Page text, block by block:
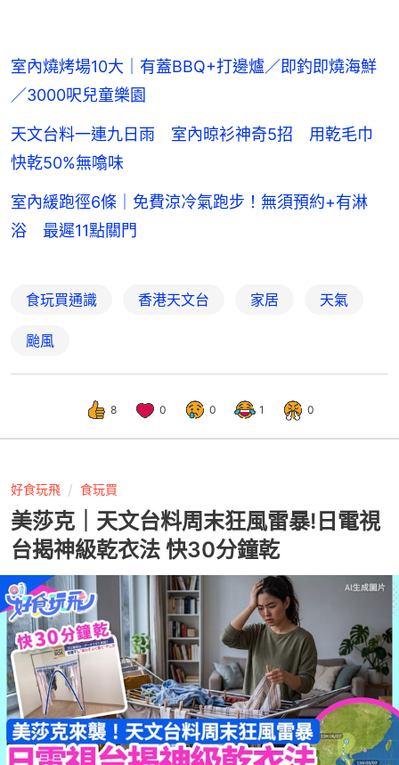
室內燒烤場10大｜有蓋BBQ+打邊爐／即釣即燒海鮮
／3000呎兒童樂園
天文台料一連九日雨 室內晾衫神奇5招 用乾毛巾
快乾50%無噏味
室內緩跑徑6條｜免費涼冷氣跑步！無須預約+有淋
浴 最遲11點關門
食玩買通識 香港天文台 家居 天氣
颱風
8 0 0 1 0
好食玩飛 食玩買
美莎克｜天文台料周末狂風雷暴!日電視
台揭神級乾衣法 快30分鐘乾